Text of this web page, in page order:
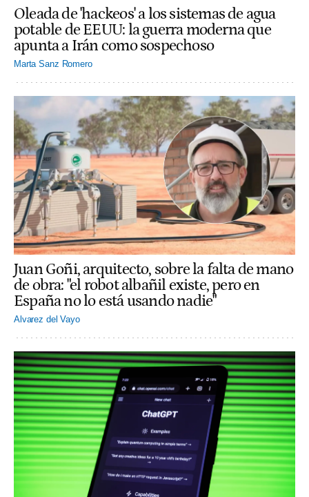
Oleada de 'hackeos' a los sistemas de agua
potable de EEUU: la guerra moderna que
apunta a Irán como sospechoso
Marta Sanz Romero
Juan Goñi, arquitecto, sobre la falta de mano
de obra: "el robot albañil existe, pero en
España no lo está usando nadie"
Alvarez del Vayo